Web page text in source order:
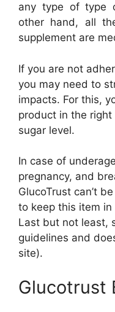
any type of type
other hand, all
supplement are
If you are not
you may need to
impacts. For this,
product in the
sugar level.
In case of
pregnancy, and
GlucoTrust can’t
to keep this item
Last but not least,
guidelines and
site).
Glucotrust